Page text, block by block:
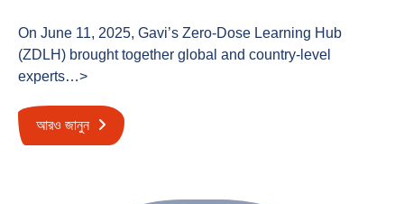
On June 11, 2025, Gavi’s Zero-Dose Learning Hub
(ZDLH) brought together global and country-level
experts…>
আরও জানুন